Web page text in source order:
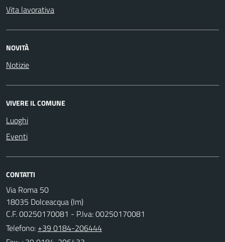
Vita lavorativa
NOVITÀ
Notizie
VIVERE IL COMUNE
Luoghi
Eventi
CONTATTI
Via Roma 50
18035 Dolceacqua (Im)
C.F. 00250170081 - P.Iva: 00250170081
Telefono: +39 0184-206444